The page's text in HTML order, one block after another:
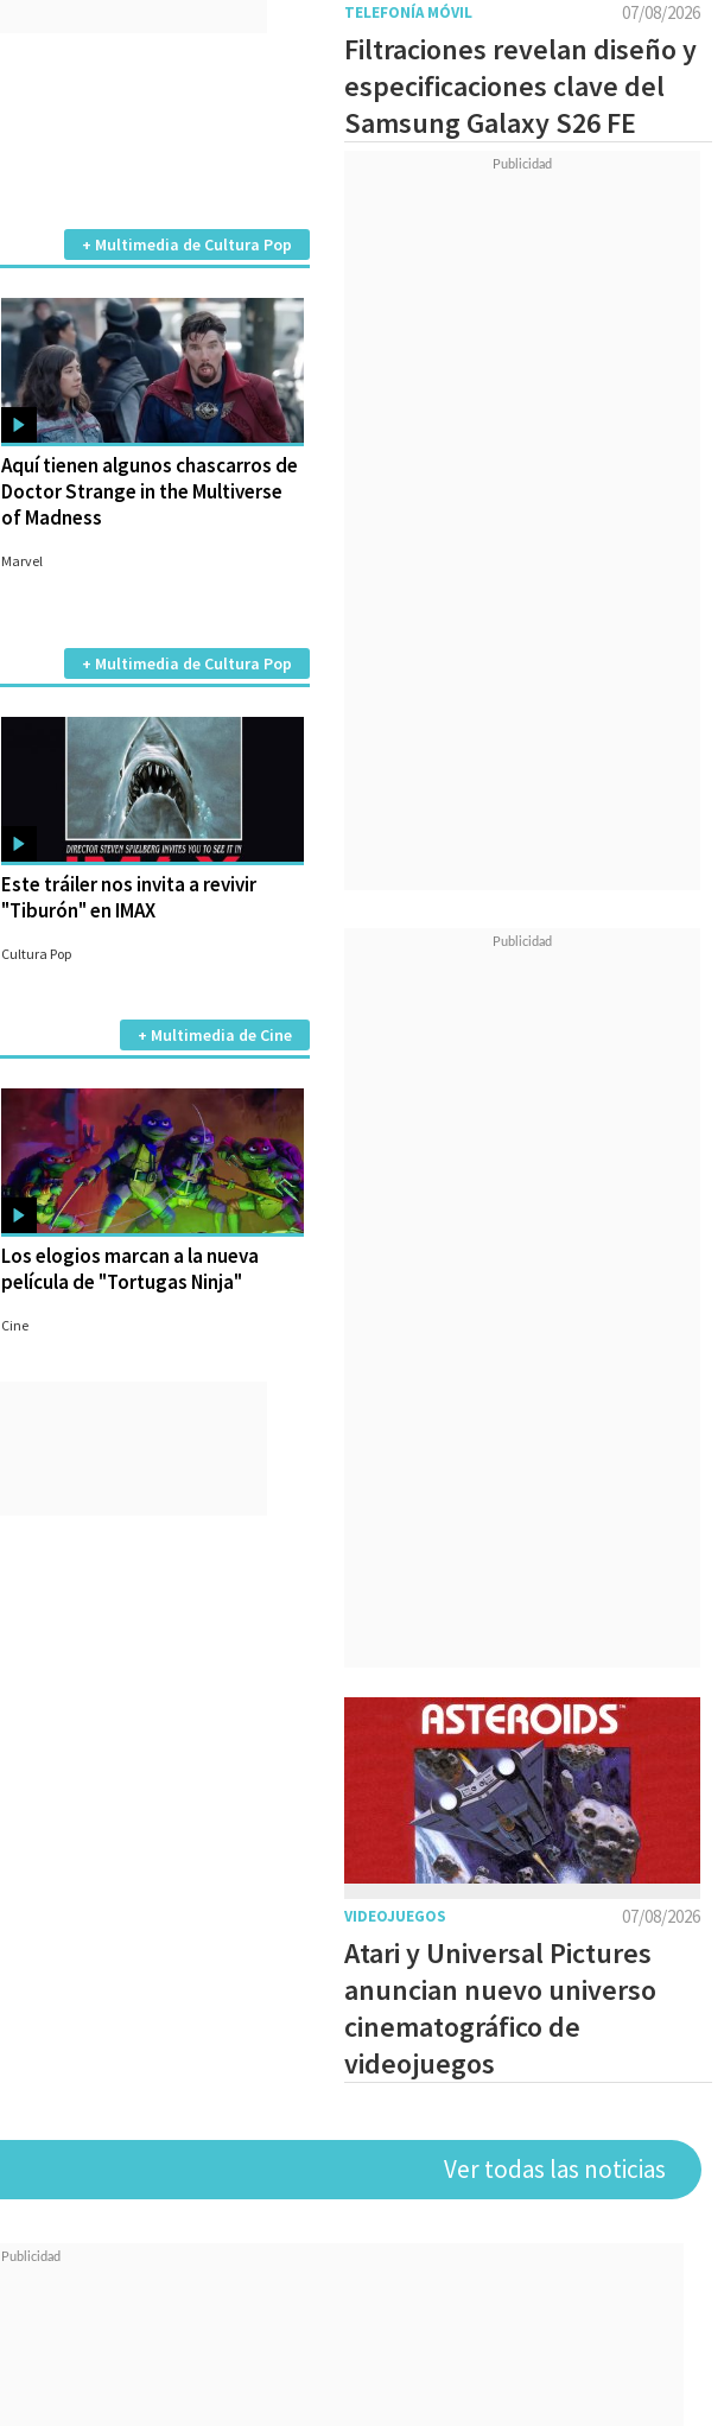
+ Multimedia de Cultura Pop
Aquí tienen algunos chascarros de
Doctor Strange in the Multiverse
of Madness
Marvel
+ Multimedia de Cultura Pop
Este tráiler nos invita a revivir
"Tiburón" en IMAX
Cultura Pop
+ Multimedia de Cine
Los elogios marcan a la nueva
película de "Tortugas Ninja"
Cine
07/08/2026
TELEFONÍA MÓVIL
Filtraciones revelan diseño y
especificaciones clave del
Samsung Galaxy S26 FE
07/08/2026
VIDEOJUEGOS
Atari y Universal Pictures
anuncian nuevo universo
cinematográfico de
videojuegos
Ver todas las noticias